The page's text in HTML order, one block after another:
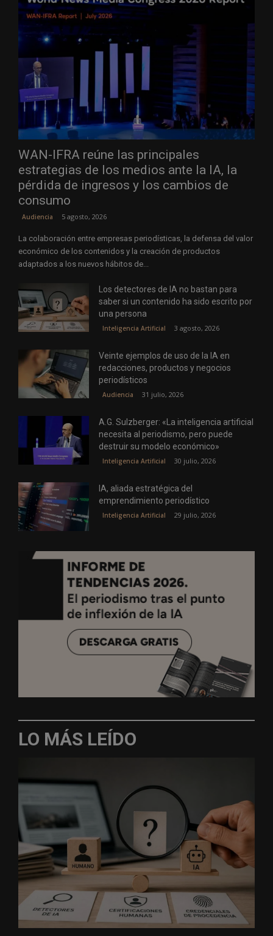
WAN-IFRA reúne las principales
estrategias de los medios ante la IA, la
pérdida de ingresos y los cambios de
consumo
Audiencia 5 agosto, 2026
La colaboración entre empresas periodísticas, la defensa del valor
económico de los contenidos y la creación de productos
adaptados a los nuevos hábitos de...
Los detectores de IA no bastan para
saber si un contenido ha sido escrito por
una persona
Inteligencia Artificial 3 agosto, 2026
Veinte ejemplos de uso de la IA en
redacciones, productos y negocios
periodísticos
Audiencia 31 julio, 2026
A.G. Sulzberger: «La inteligencia artificial
necesita al periodismo, pero puede
destruir su modelo económico»
Inteligencia Artificial 30 julio, 2026
IA, aliada estratégica del
emprendimiento periodístico
Inteligencia Artificial 29 julio, 2026
LO MÁS LEÍDO